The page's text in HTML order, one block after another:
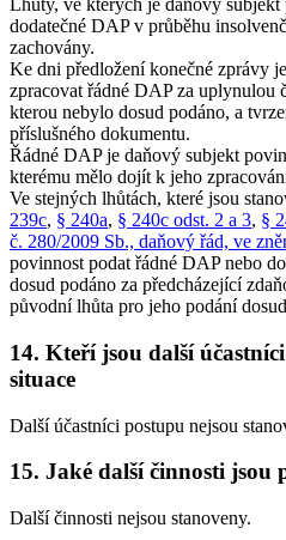
Lhůty, ve kterých je daňový
dodatečné DAP v průběhu
zachovány.
Ke dni předložení konečné zprávy
zpracovat řádné DAP za uplynulou
kterou nebylo dosud podáno, a
příslušného dokumentu.
Řádné DAP je daňový subjekt
kterému mělo dojít k jeho
Ve stejných lhůtách, které jsou
239c, § 240a, § 240c odst. 2 a 3, §
č. 280/2009 Sb., daňový řád, ve
povinnost podat řádné DAP nebo
dosud podáno za předcházející
původní lhůta pro jeho podání
14. Kteří jsou další
situace
Další účastníci postupu nejsou
15. Jaké další činnosti jsou
Další činnosti nejsou stanoveny.